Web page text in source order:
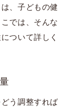
、子どもの健
では、そんな
ついて詳しく
う調整すれば